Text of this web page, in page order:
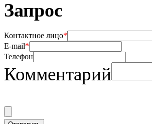
Запрос
Контактное лицо*
E-mail*
Телефон
Комментарий